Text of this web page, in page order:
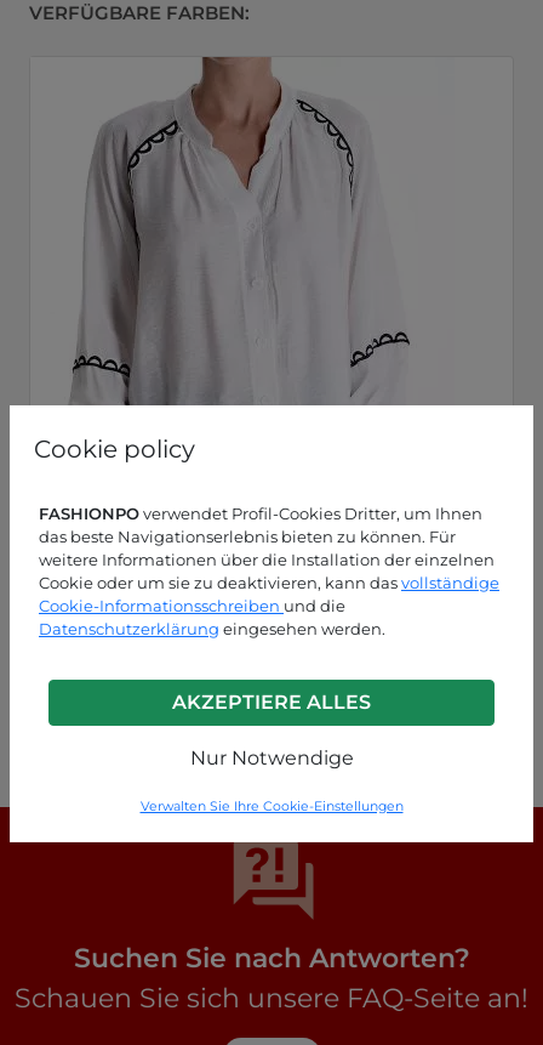
Cookie policy
FASHIONPOverwendet Profil-Cookies Dritter, um Ihnen
das beste Navigationserlebnis bieten zu können. Für
weitere Informationen über die Installation der einzelnen
Cookie oder um sie zu deaktivieren, kann dasvollständige
Cookie-Informationsschreiben und die
Datenschutzerklärung eingesehen werden.
AKZEPTIERE ALLES
Nur Notwendige
Verwalten Sie Ihre Cookie-Einstellungen
VERFÜGBARE FARBEN:
P18240012208C1
Suchen Sie nach Antworten?
Schauen Sie sich unsere FAQ-Seite an!